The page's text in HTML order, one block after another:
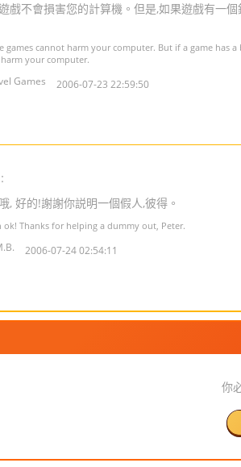
戲不會損害您的計算機。但是,如果遊戲有一
games cannot harm your computer. But if a game
your computer.
Games 2006-07-23 22:59:50
哦, 好的!謝謝你説明一個假人,彼得。
ok! Thanks for helping a dummy out, Peter.
2006-07-24 02:54:11
你